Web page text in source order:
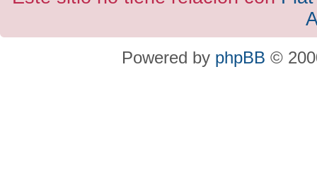
Powered by phpBB ©